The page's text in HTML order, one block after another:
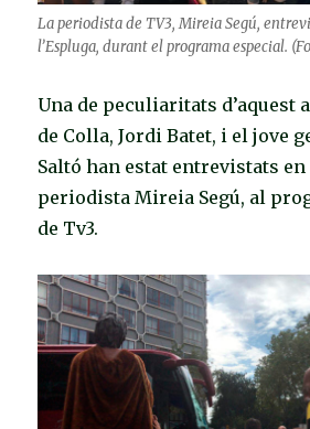
La periodista de TV3, Mireia Segú,
l’Espluga, durant el programa especial.
Una de peculiaritats d’aquest
de Colla, Jordi Batet, i el jove
Saltó han estat entrevistats
periodista Mireia Segú, al
de Tv3.